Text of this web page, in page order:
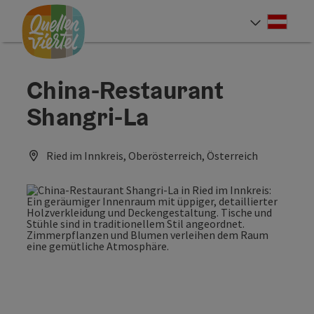
Zum Inhalt
Zur Navigation
Zum Seitenanfang
China-Restaurant
Shangri-La
Ried im Innkreis, Oberösterreich, Österreich